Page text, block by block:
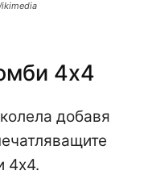
4х4
добавя
4х4.